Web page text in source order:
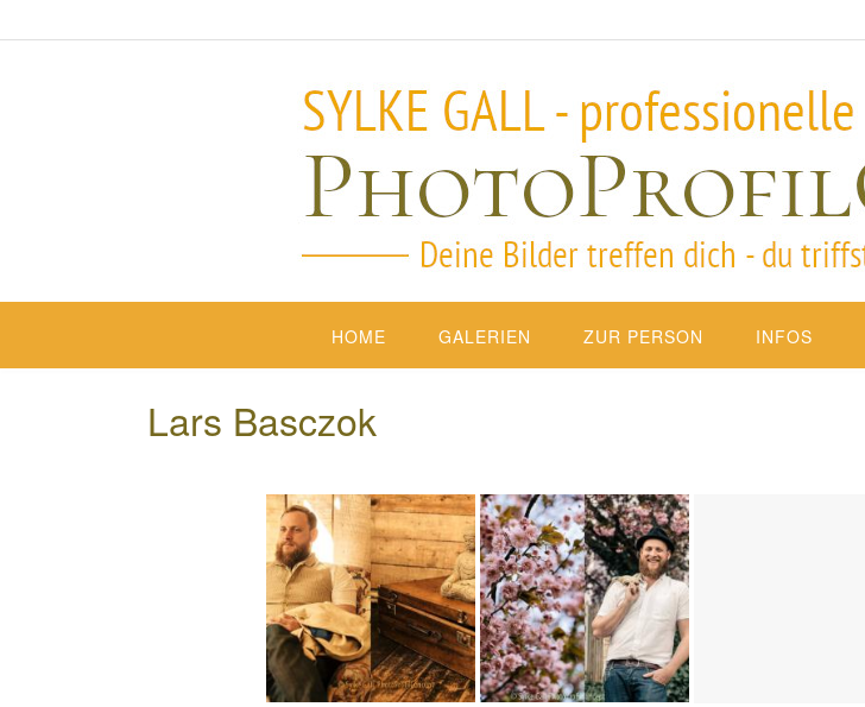
HOME GALERIEN ZUR PERSON INFOS
Lars Basczok